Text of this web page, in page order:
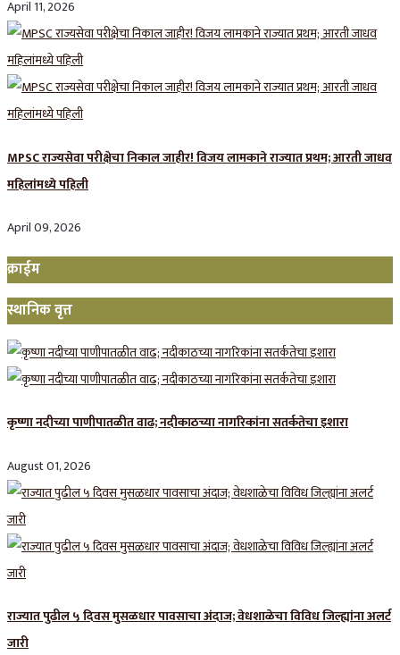
April 11, 2026
MPSC राज्यसेवा परीक्षेचा निकाल जाहीर! विजय लामकाने राज्यात प्रथम; आरती जाधव
महिलांमध्ये पहिली
April 09, 2026
क्राईम
स्थानिक वृत्त
कृष्णा नदीच्या पाणीपातळीत वाढ; नदीकाठच्या नागरिकांना सतर्कतेचा इशारा
August 01, 2026
राज्यात पुढील ५ दिवस मुसळधार पावसाचा अंदाज; वेधशाळेचा विविध जिल्ह्यांना अलर्ट
जारी